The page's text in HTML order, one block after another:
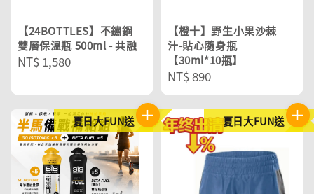
【24BOTTLES】不鏽鋼
雙層保溫瓶 500ml - 共融
Regular
NT$ 1,580
【橙十】野生小果沙棘
汁-貼心隨身瓶
【30ml*10瓶】
Regular
price
NT$ 890
夏日大FUN送 夏日大FUN送